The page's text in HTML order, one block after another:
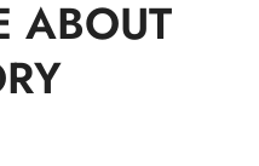
ABOUT